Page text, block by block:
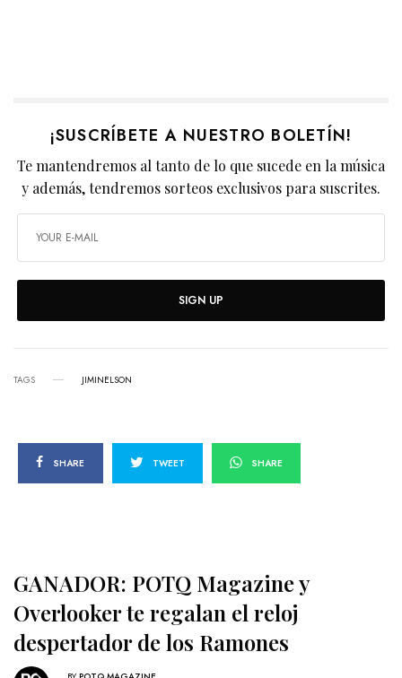
¡SUSCRÍBETE A NUESTRO BOLETÍN!
Te mantendremos al tanto de lo que sucede en la música
y además, tendremos sorteos exclusivos para suscrites.
SIGN UP
TAGS JIMINELSON
SHARE TWEET SHARE
GANADOR: POTQ Magazine y
Overlooker te regalan el reloj
despertador de los Ramones